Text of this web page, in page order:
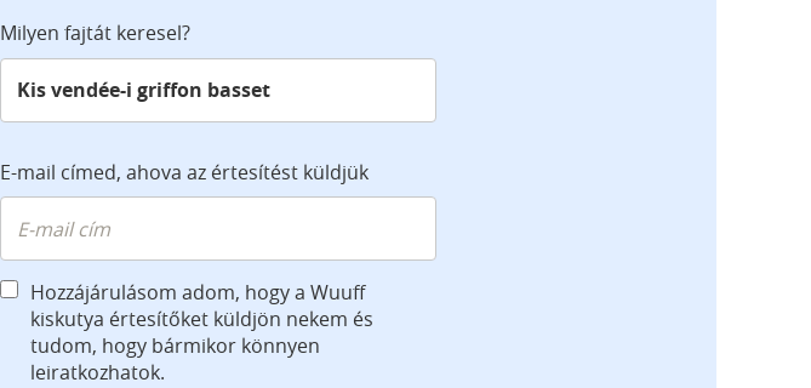
Milyen fajtát keresel?
E-mail címed, ahova az értesítést küldjük
Hozzájárulásom adom, hogy a Wuuff
kiskutya értesítőket küldjön nekem és
tudom, hogy bármikor könnyen
leiratkozhatok.